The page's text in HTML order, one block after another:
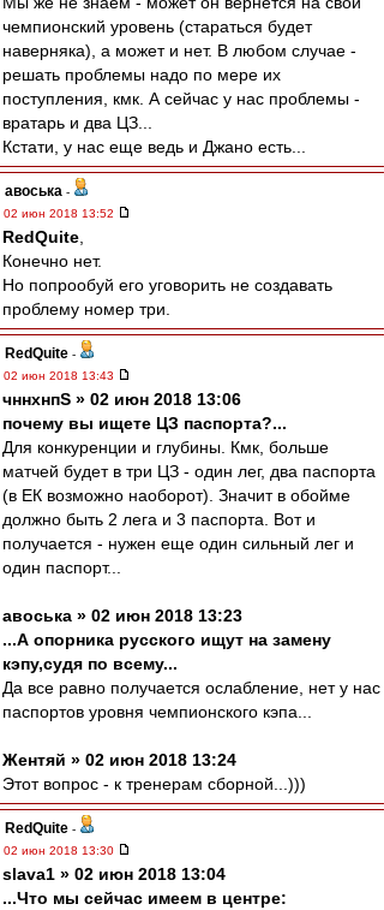
чемпионский уровень (стараться будет
наверняка), а может и нет. В любом случае -
решать проблемы надо по мере их
поступления, кмк. А сейчас у нас проблемы -
вратарь и два ЦЗ...
Кстати, у нас еще ведь и Джано есть...
авоська -
02 июн 2018 13:52
RedQuite
Конечно нет.
Но попрообуй его уговорить не создавать
проблему номер три.
RedQuite -
02 июн 2018 13:43
чннхнпS » 02 июн 2018 13:06
почему вы ищете ЦЗ паспорта?...
Для конкуренции и глубины. Кмк, больше
матчей будет в три ЦЗ - один лег, два паспорта
(в ЕК возможно наоборот). Значит в обойме
должно быть 2 лега и 3 паспорта. Вот и
получается - нужен еще один сильный лег и
один паспорт...
авоська » 02 июн 2018 13:23
...А опорника русского ищут на замену
кэпу,судя по всему...
Да все равно получается ослабление, нет у нас
паспортов уровня чемпионского кэпа...
Жентяй » 02 июн 2018 13:24
Этот вопрос - к тренерам сборной...)))
RedQuite -
02 июн 2018 13:30
slava1 » 02 июн 2018 13:04
...Что мы сейчас имеем в центре: